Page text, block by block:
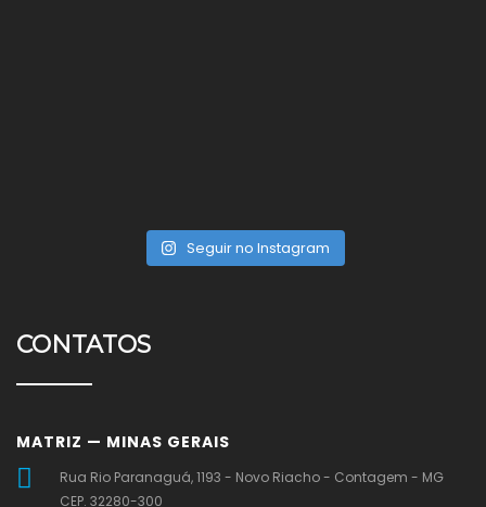
Seguir no Instagram
CONTATOS
MATRIZ — MINAS GERAIS
Rua Rio Paranaguá, 1193 - Novo Riacho - Contagem - MG
CEP. 32280-300